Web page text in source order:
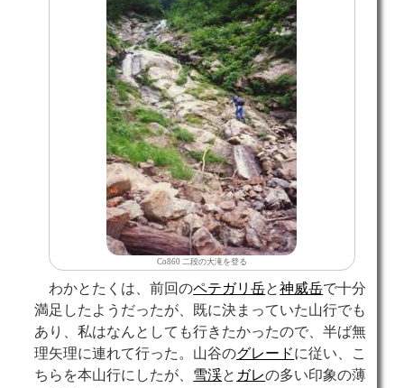
Co860 二段の大滝を登る
わかとたくは、前回のペテガリ岳と神威岳で十分
満足したようだったが、既に決まっていた山行でも
あり、私はなんとしても行きたかったので、半ば無
理矢理に連れて行った。山谷のグレードに従い、こ
ちらを本山行にしたが、 雪渓と ガレの多い印象の薄